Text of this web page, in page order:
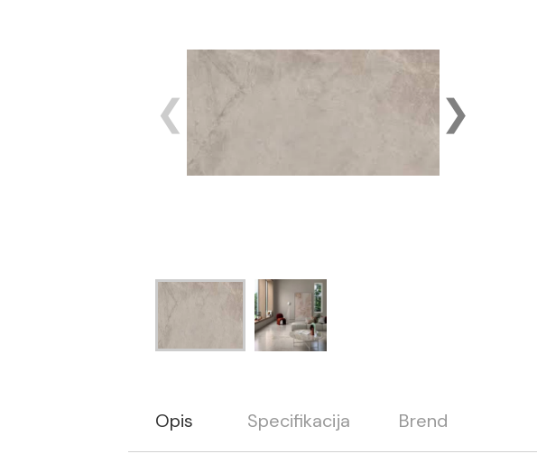
Opis Specifikacija Brend